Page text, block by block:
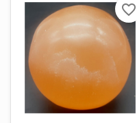
favorite_border